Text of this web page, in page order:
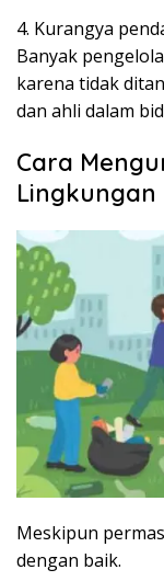
4. Kurangya
Banyak
karena tidak
dan ahli dalam
Cara
Lingkungan
Meskipun
dengan baik.